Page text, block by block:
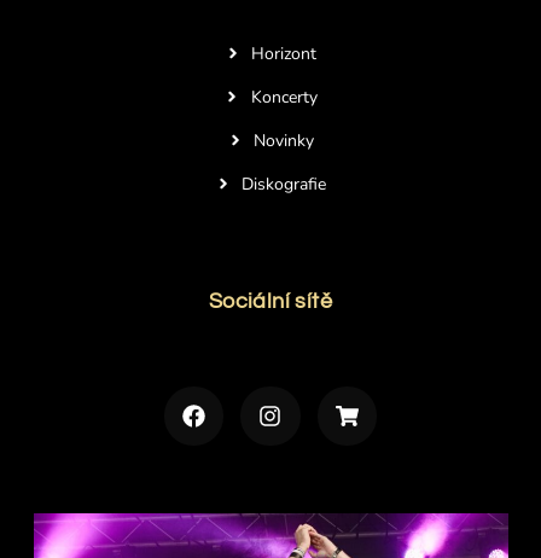
Horizont
Koncerty
Novinky
Diskografie
Sociální sítě